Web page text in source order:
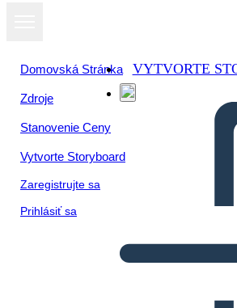
Domovská Stránka
Zdroje
Stanovenie Ceny
Vytvorte Storyboard
Zaregistrujte sa
Prihlásiť sa
VYTVORTE